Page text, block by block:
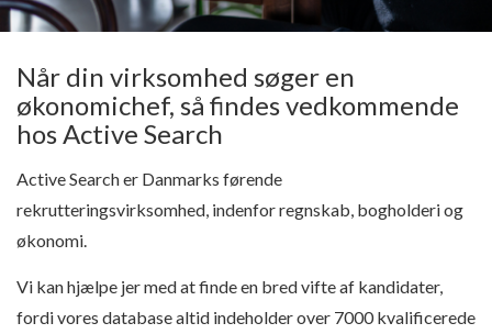
Når din virksomhed søger en
økonomichef, så findes vedkommende
hos Active Search
Active Search er Danmarks førende
rekrutteringsvirksomhed, indenfor regnskab, bogholderi og
økonomi.
Vi kan hjælpe jer med at finde en bred vifte af kandidater,
fordi vores database altid indeholder over 7000 kvalificerede